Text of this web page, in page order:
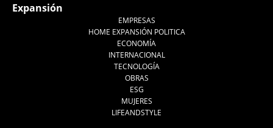
Expansión
EMPRESAS
HOME EXPANSIÓN POLITICA
ECONOMÍA
INTERNACIONAL
TECNOLOGÍA
OBRAS
ESG
MUJERES
LIFEANDSTYLE